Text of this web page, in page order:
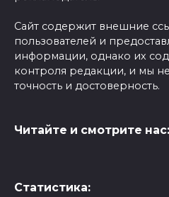
Сайт содержит внешние
пользователей и
информации, однако их
контроля редакции, и мы
точность и достоверность.
Читайте и смотрите нас:
Статистика: